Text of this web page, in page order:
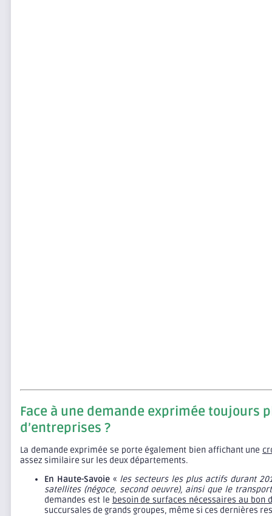
Face à une demande exprimée toujours
d’entreprises ?
La demande exprimée se porte également bien affichant une
assez similaire sur les deux départements.
En Haute-Savoie « les secteurs les plus actifs durant
satellites (négoce, second oeuvre), ainsi que le
demandes est le besoin de surfaces nécessaires au bon
succursales de grands groupes, même si ces dernières